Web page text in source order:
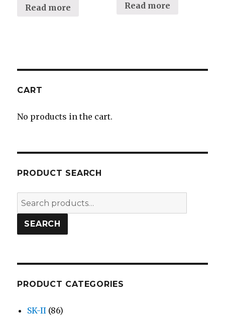
Read more Read more
CART
No products in the cart.
PRODUCT SEARCH
Search
for:
SEARCH
PRODUCT CATEGORIES
SK-II (86)